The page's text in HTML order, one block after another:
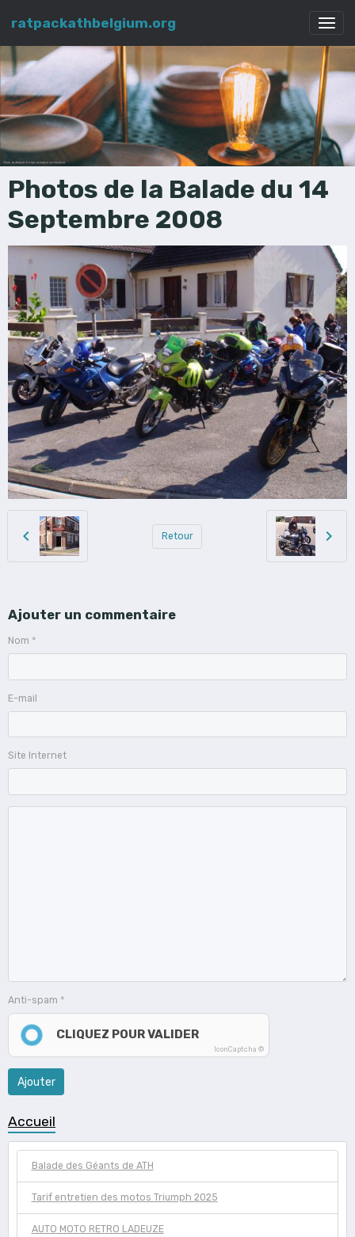
ratpackathbelgium.org
Photos de la Balade du 14
Septembre 2008
Retour
Ajouter un commentaire
Nom
E-mail
Site Internet
Anti-spam
CLIQUEZ POUR VALIDER
IconCaptcha ©
Ajouter
Accueil
Balade des Géants de ATH
Tarif entretien des motos Triumph 2025
AUTO MOTO RETRO LADEUZE